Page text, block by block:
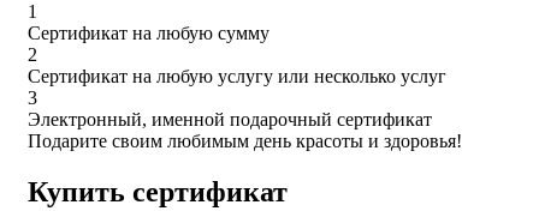
1
Сертификат на любую сумму
2
Сертификат на любую услугу или несколько услуг
3
Электронный, именной подарочный сертификат
Подарите своим любимым день красоты и здоровья!
Купить сертификат